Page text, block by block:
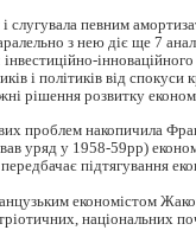
слугувала певним
з нею діє ще 7
і політиків від
рішення розвитку
проблем накопичила
уряд у 1958-59рр)
підтягування
економістом
національних